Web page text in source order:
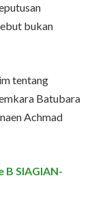
bukan
tentang
Batubara
Achmad
B SIAGIAN-